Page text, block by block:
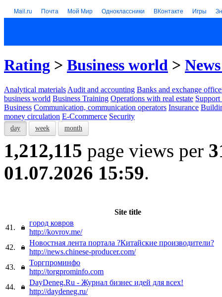
Mail.ru Почта Мой Мир Одноклассники ВКонтакте Игры
Rating > Business world >
Analytical materials Audit and accounting Banks and exchange
business world Business Training Operations with real estate Support
Business Communication, communication operators Insurance
money circulation E-Ccommerce Security
day week month
1,212,115 page views per
01.07.2026 15:59.
Site title
41.
город ковров
http://kovrov.me/
42.
Новостная лента портала ?Китайские производители?
http://news.chinese-producer.com/
43.
Торгпроминфо
http://torgprominfo.com
44.
DayDeneg.Ru - Журнал бизнес идей для всех!
http://daydeneg.ru/